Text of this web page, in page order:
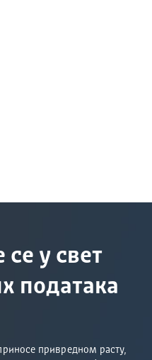
у свет
података
привредном расту,